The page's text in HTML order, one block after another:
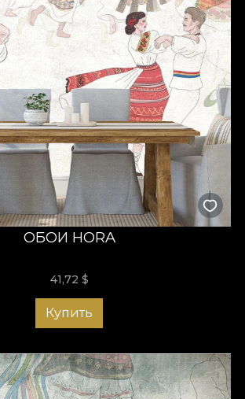
ОБОИ HORA
41,72 $
Купить